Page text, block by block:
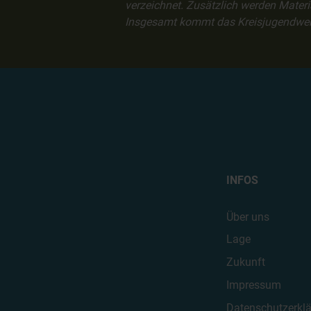
verzeichnet. Zusätzlich werden
Insgesamt kommt das
INFOS
Über uns
Lage
Zukunft
Impressum